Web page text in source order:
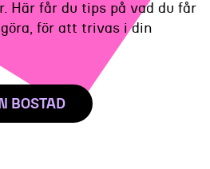
Här får du tips på vad du får
för att trivas i din
BOSTAD